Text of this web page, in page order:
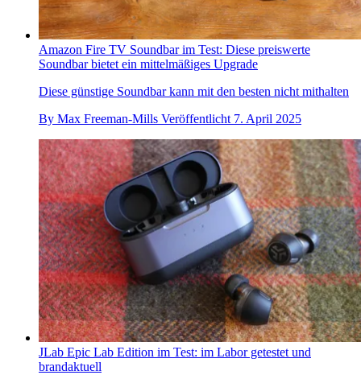
Amazon Fire TV Soundbar im Test: Diese preiswerte
Soundbar bietet ein mittelmäßiges Upgrade
Diese günstige Soundbar kann mit den besten nicht mithalten
By Max Freeman-Mills Veröffentlicht 7. April 2025
JLab Epic Lab Edition im Test: im Labor getestet und
brandaktuell